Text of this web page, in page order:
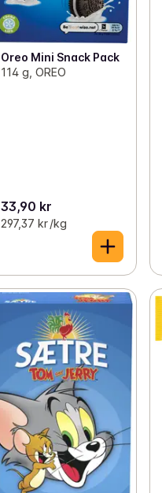
Oreo Mini Snack Pack
114 g, OREO
33,90 kr
297,37 kr /kg